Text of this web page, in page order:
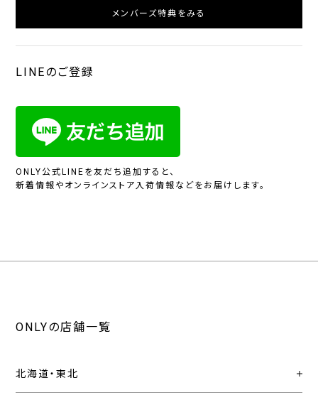
メンバーズ特典をみる
LINEのご登録
ONLY公式LINEを友だち追加すると、
新着情報やオンラインストア入荷情報などをお届けします。
ONLYの店舗一覧
北海道・東北